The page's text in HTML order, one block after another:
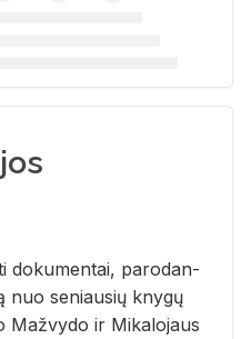
do­ku­men­tai, pa­ro­dan­
nuo se­niau­sių kny­gų
Ma­žvy­do ir Mi­ka­lo­jaus